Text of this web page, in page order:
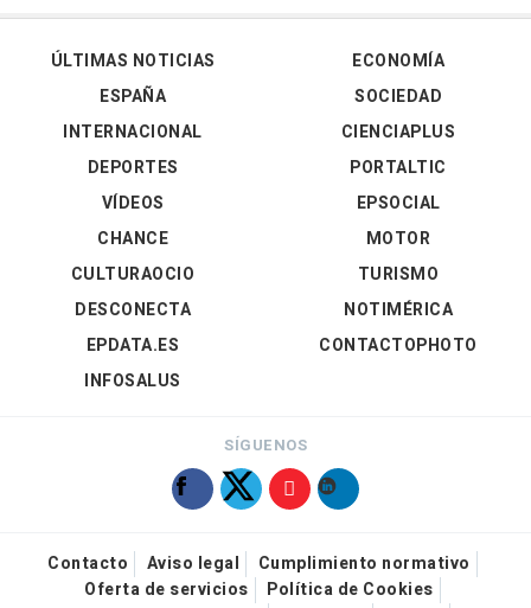
ÚLTIMAS NOTICIAS
ESPAÑA
INTERNACIONAL
DEPORTES
VÍDEOS
ECONOMÍA
SOCIEDAD
CIENCIAPLUS
PORTALTIC
EPSOCIAL
CHANCE
CULTURAOCIO
DESCONECTA
EPDATA.ES
INFOSALUS
MOTOR
TURISMO
NOTIMÉRICA
CONTACTOPHOTO
SÍGUENOS
Contacto Aviso legal
Cumplimiento normativo
Oferta de servicios
Política de Cookies